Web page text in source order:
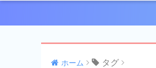
ホーム タグ